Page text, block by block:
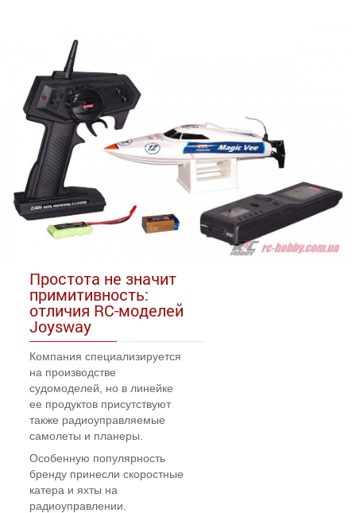
Простота не значит
примитивность:
отличия RC-моделей
Joysway
Компания специализируется
на производстве
судомоделей, но в линейке
ее продуктов присутствуют
также радиоуправляемые
самолеты и планеры.
Особенную популярность
бренду принесли скоростные
катера и яхты на
радиоуправлении.